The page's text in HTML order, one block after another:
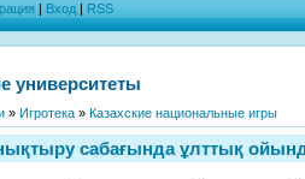
| Вход | RSS
университеты
» Игротека » Казахские национальные игры
сабағында ұлттық